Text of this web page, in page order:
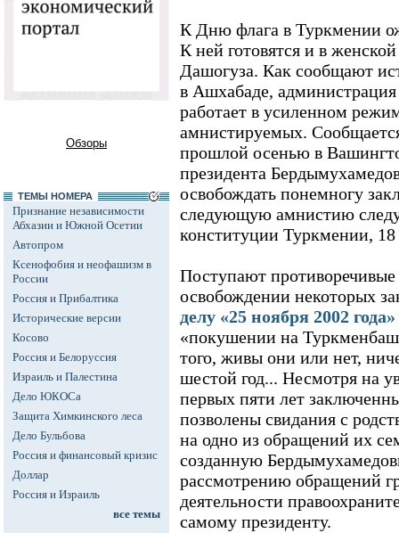
Обзоры
ТЕМЫ НОМЕРА
Признание независимости
Абхазии и Южной Осетии
Автопром
Ксенофобия и неофашизм в
России
Россия и Прибалтика
Исторические версии
Косово
Россия и Белоруссия
Израиль и Палестина
Дело ЮКОСа
Защита Химкинского леса
Дело Бульбова
Россия и финансовый кризис
Доллар
Россия и Израиль
все темы
К Дню флага в Туркмении
К ней готовятся и в
Дашогуза. Как сообщают
в Ашхабаде,
работает в усиленном
амнистируемых.
прошлой осенью в
президента
освобождать понемногу
следующую амнистию
конституции Туркмении,
Поступают
освобождении некоторых
делу «25 ноября 2002 года»
«покушении на
того, живы они или нет,
шестой год... Несмотря на
первых пяти лет
позволены свидания с
на одно из обращений их
созданную
рассмотрению обращений
деятельности
самому президенту.